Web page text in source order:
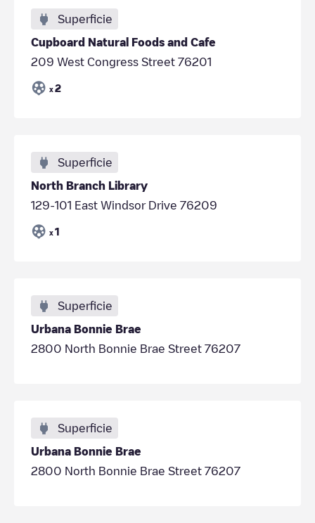
Superficie
Cupboard Natural Foods and Cafe
209 West Congress Street 76201
x 2
Superficie
North Branch Library
129-101 East Windsor Drive 76209
x 1
Superficie
Urbana Bonnie Brae
2800 North Bonnie Brae Street 76207
Superficie
Urbana Bonnie Brae
2800 North Bonnie Brae Street 76207